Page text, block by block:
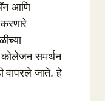
आणि
कोलेजन समर्थन
वापरले जाते. हे